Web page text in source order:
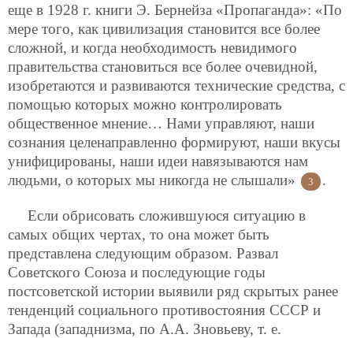
еще в 1928 г. книги Э. Бернейза «Пропаганда»: «По
мере того, как цивилизация становится все более
сложной, и когда необходимость невидимого
правительства становиться все более очевидной,
изобретаются и развиваются технические средства, с
помощью которых можно контролировать
общественное мнение… Нами управляют, наши
сознания целенаправленно формируют, наши вкусы
унифицированы, наши идеи навязываются нам
людьми, о которых мы никогда не слышали»
3 .
Если обрисовать сложившуюся ситуацию в
самых общих чертах, то она может быть
представлена следующим образом. Развал
Советского Союза и последующие годы
постсоветской истории выявили ряд скрытых ранее
тенденций социального противостояния СССР и
Запада (западнизма, по А.А. Зновьеву, т. е.